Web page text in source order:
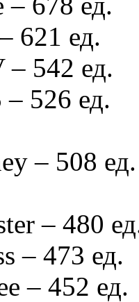
621 ед.
– 542 ед.
– 526 ед.
– 508 ед.
– 480
– 473 ед.
– 452 ед.